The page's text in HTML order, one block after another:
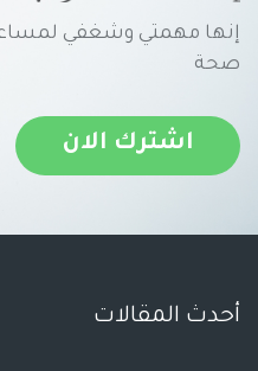
إنها مهمتي وشغفي
صحة
اشترك الان
أحدث المقالات